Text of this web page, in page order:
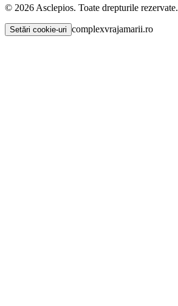
© 2026 Asclepios. Toate drepturile rezervate.
Setări cookie-uri complexvrajamarii.ro